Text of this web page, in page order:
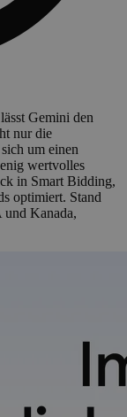
Gemini den
nur die
um einen
wertvolles
in Smart Bidding,
optimiert. Stand
Kanada,